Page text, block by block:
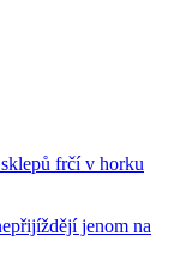
frčí v horku
jenom na